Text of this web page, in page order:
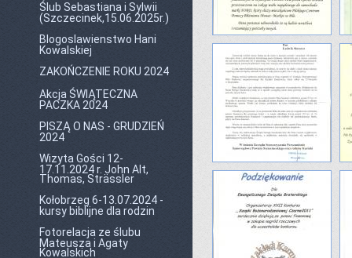
Ślub Sebastiana i Sylwii
(Szczecinek,15.06.2025r.)
Blogoslawienstwo Hani
Kowalskiej
ZAKOŃCZENIE ROKU 2024
Akcja ŚWIĄTECZNA
PACZKA 2024
PISZĄ O NAS - GRUDZIEŃ
2024
Wizyta Gości 12-
17.11.2024 r. John Alt,
Thomas, Strässler
Kołobrzeg 6-13.07.2024 -
kursy biblijne dla rodzin
Fotorelacja ze ślubu
Mateusza i Agaty
Kowalskich